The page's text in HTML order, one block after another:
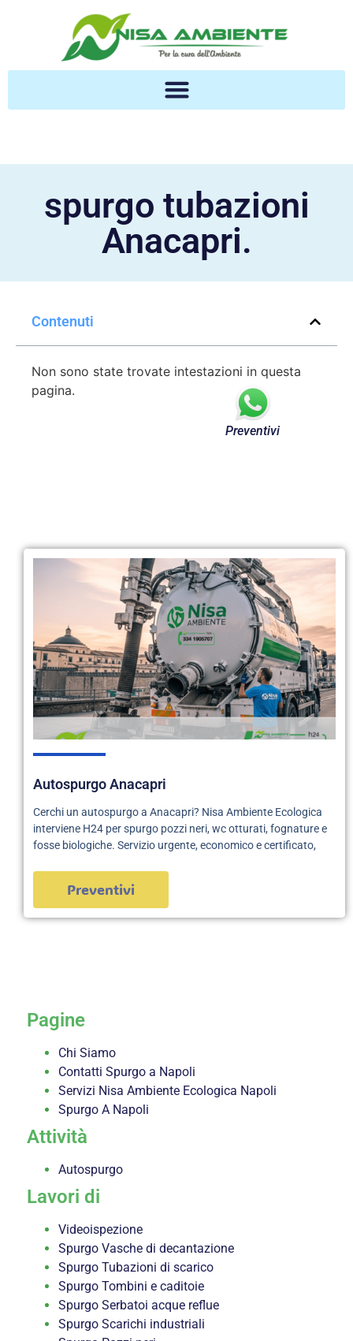
spurgo tubazioni
Anacapri.
Contenuti
Non sono state trovate intestazioni in questa
pagina.
Autospurgo Anacapri
Cerchi un autospurgo a Anacapri? Nisa Ambiente Ecologica
interviene H24 per spurgo pozzi neri, wc otturati, fognature e
fosse biologiche. Servizio urgente, economico e certificato,
Preventivi
Pagine
Chi Siamo
Contatti Spurgo a Napoli
Servizi Nisa Ambiente Ecologica Napoli
Spurgo A Napoli
Attività
Autospurgo
Lavori di
Videoispezione
Spurgo Vasche di decantazione
Spurgo Tubazioni di scarico
Spurgo Tombini e caditoie
Spurgo Serbatoi acque reflue
Spurgo Scarichi industriali
Preventivi